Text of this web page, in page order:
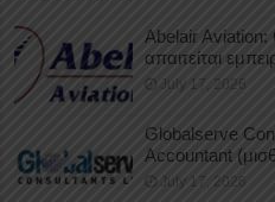
Abelair Aviation:
απαιτείται
July 17, 2026
Globalserve
Accountant
July 17, 2026